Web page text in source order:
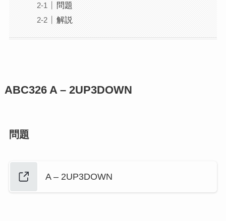
問題
解説
ABC326 A – 2UP3DOWN
問題
A – 2UP3DOWN